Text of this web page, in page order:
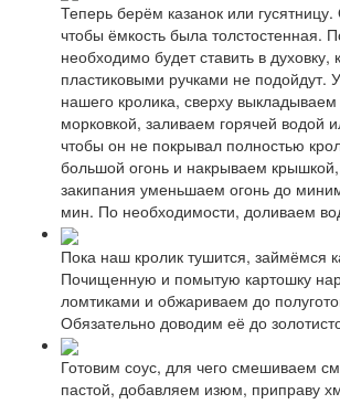
Теперь берём казанок или
чтобы ёмкость была толстостенная.
необходимо будет ставить в духовку,
пластиковыми ручками не подойдут.
нашего кролика, сверху
морковкой, заливаем горячей водой
чтобы он не покрывал полностью
большой огонь и накрываем
закипания уменьшаем огонь до
мин. По необходимости, доливаем
Пока наш кролик тушится, займёмся
Почищенную и помытую картошку
ломтиками и обжариваем до
Обязательно доводим её до
Готовим соус, для чего смешиваем
пастой, добавляем изюм, приправу